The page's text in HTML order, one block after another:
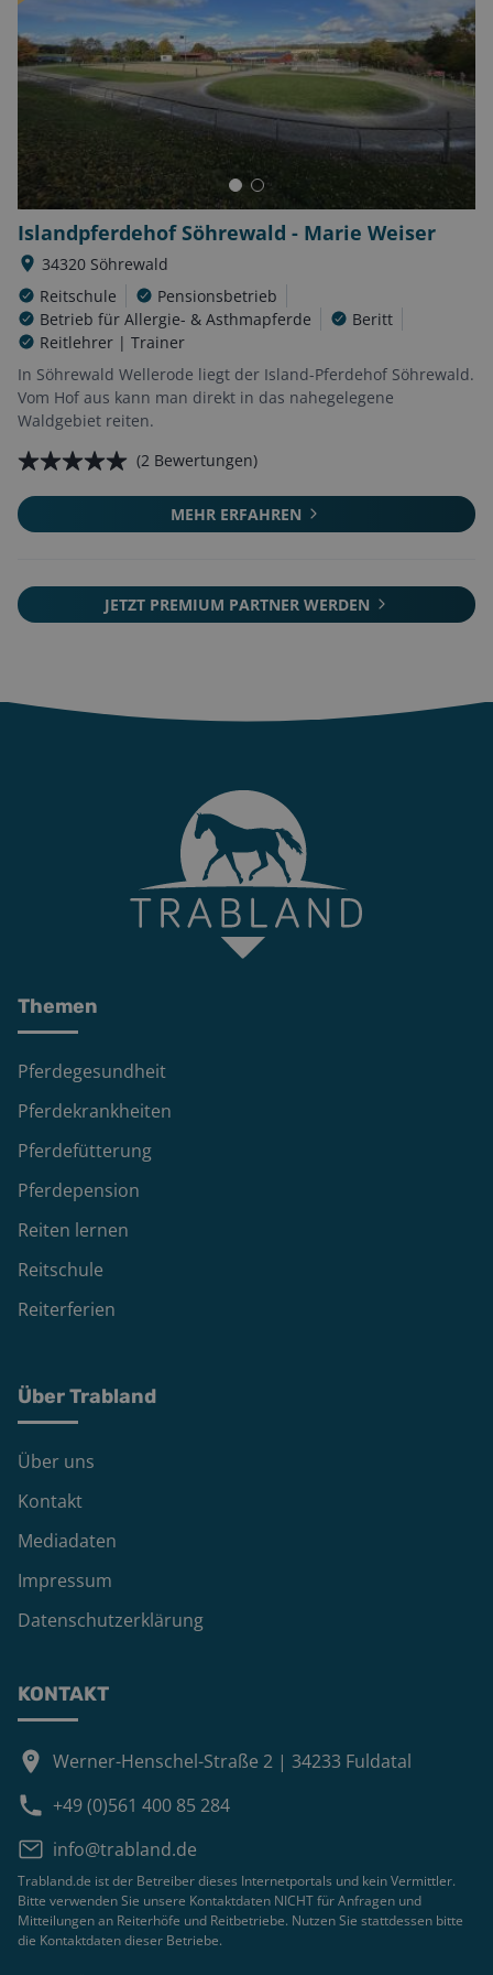
Islandpferdehof Söhrewald - Marie Weiser
34320 Söhrewald
Reitschule
Pensionsbetrieb
Betrieb für Allergie- & Asthmapferde
Beritt
Reitlehrer | Trainer
In Söhrewald Wellerode liegt der Island-Pferdehof Söhrewald.
Vom Hof aus kann man direkt in das nahegelegene
Waldgebiet reiten.
(2 Bewertungen)
MEHR ERFAHREN
JETZT PREMIUM PARTNER WERDEN
Themen
Pferdegesundheit
Pferdekrankheiten
Pferdefütterung
Pferdepension
Reiten lernen
Reitschule
Reiterferien
Über Trabland
Über uns
Kontakt
Mediadaten
Impressum
Datenschutzerklärung
KONTAKT
Werner-Henschel-Straße 2 | 34233 Fuldatal
+49 (0)561 400 85 284
info@trabland.de
Trabland.de ist der Betreiber dieses Internetportals und kein Vermittler.
Bitte verwenden Sie unsere Kontaktdaten NICHT für Anfragen und
Mitteilungen an Reiterhöfe und Reitbetriebe. Nutzen Sie stattdessen bitte
die Kontaktdaten dieser Betriebe.